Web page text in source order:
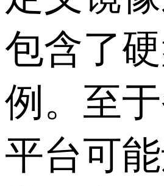
包含了
例。至
平台可